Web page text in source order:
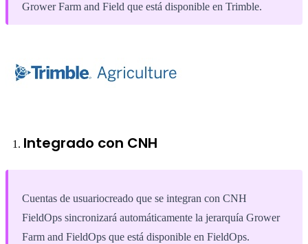
Grower Farm and Field que está disponible en Trimble.
Integrado con CNH
Cuentas de usuariocreado que se integran con CNH
FieldOps sincronizará automáticamente la jerarquía Grower
Farm and FieldOps que está disponible en FieldOps.